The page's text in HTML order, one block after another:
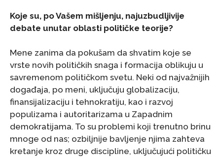
Koje su, po Vašem mišljenju, najuzbudljivije
debate unutar oblasti političke teorije?
Mene zanima da pokušam da shvatim koje se
vrste novih političkih snaga i formacija oblikuju u
savremenom političkom svetu. Neki od najvažnijih
događaja, po meni, uključuju globalizaciju,
finansijalizaciju i tehnokratiju, kao i razvoj
populizama i autoritarizama u Zapadnim
demokratijama. To su problemi koji trenutno brinu
mnoge od nas; ozbiljnije bavljenje njima zahteva
kretanje kroz druge discipline, uključujući političku